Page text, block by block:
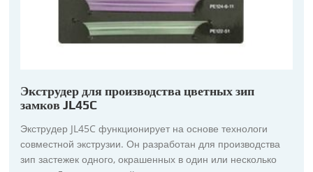
Экструдер для производства цветных зип
замков JL45C
Экструдер JL45C функционирует на основе технологи
совместной экструзии. Он разработан для производства
зип застежек одного, окрашенных в один или несколько